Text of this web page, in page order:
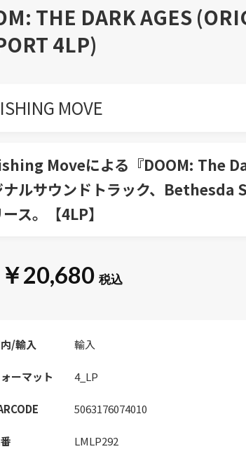
THE DARK AGES
4LP)
MOVE
Moveによる『DOOM: The
ナルサウンドトラック、
ス。【4LP】
￥20,680
/輸入 輸入
ーマット 4_LP
5063176074010
LMLP292